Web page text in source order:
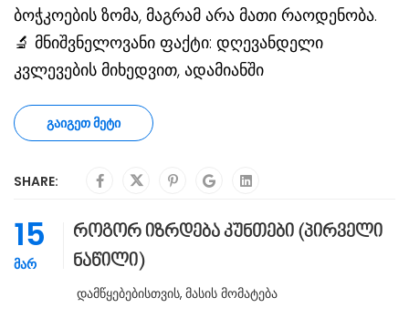
ბოჭკოების ზომა, მაგრამ არა მათი რაოდენობა.
🔬 მნიშვნელოვანი ფაქტი: დღევანდელი
კვლევების მიხედვით, ადამიანში
ᲒᲐᲘᲒᲔᲗ ᲛᲔᲢᲘ
SHARE:
15
ᲛᲐᲠ
როგორ იზრდება კუნთები (პირველი
ნაწილი)
Დამწყებებისთვის, Მასის Მომატება